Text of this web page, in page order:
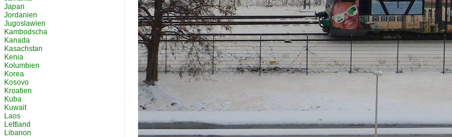
Japan
Jordanien
Jugoslawien
Kambodscha
Kanada
Kasachstan
Kenia
Kolumbien
Korea
Kosovo
Kroatien
Kuba
Kuwait
Laos
Lettland
Libanon